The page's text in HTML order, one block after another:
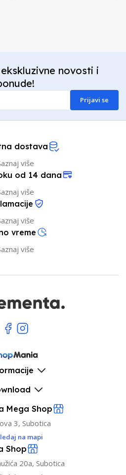
novosti i
Prijavi se
dostava
više
od 14 dana
više
više
vreme
više
Mega Shop
3, Subotica
na mapi
Shop
20a, Subotica